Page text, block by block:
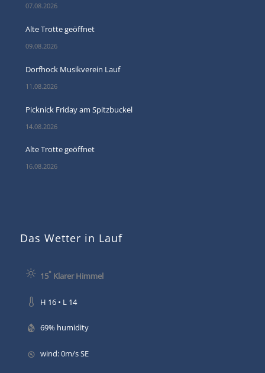
07.08.2026
Alte Trotte geöffnet
09.08.2026
Dorfhock Musikverein Lauf
11.08.2026
Picknick Friday am Spitzbuckel
14.08.2026
Alte Trotte geöffnet
16.08.2026
Das Wetter in Lauf
15°Klarer Himmel
H 16 • L 14
69% humidity
wind: 0m/s SE